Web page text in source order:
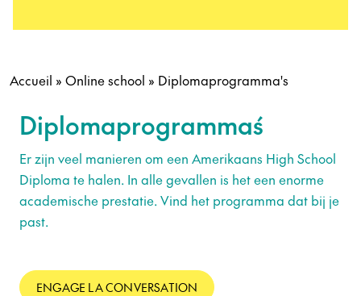
Accueil » Online school » Diplomaprogramma's
Diplomaprogramma´s
Er zijn veel manieren om een Amerikaans High School
Diploma te halen. In alle gevallen is het een enorme
academische prestatie. Vind het programma dat bij je
past.
ENGAGE LA CONVERSATION